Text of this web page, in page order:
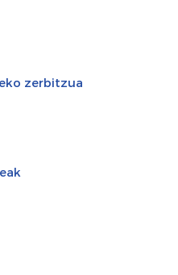
zerbitzua